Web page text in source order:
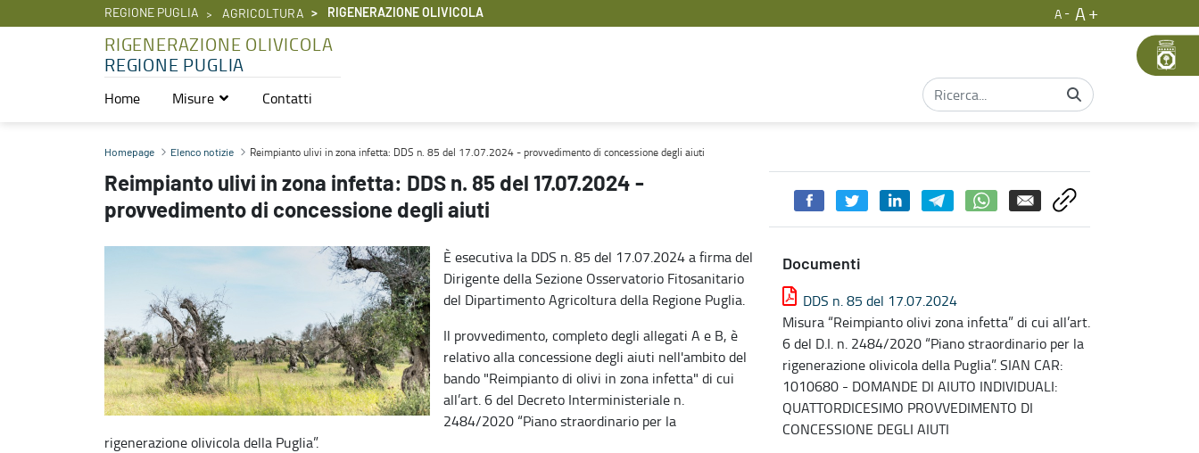
REGIONE PUGLIA AGRICOLTURA RIGENERAZIONE OLIVICOLA A
A
RIGENERAZIONE OLIVICOLA
REGIONE PUGLIA
Home Misure Contatti
Reimpianto ulivi in zona infetta: DDS n. 85 del 17.07.2024 - provvedimento di concessione degli aiuti - Rigenerazione olivicola
Homepage Elenco notizie Reimpianto ulivi in zona infetta: DDS n. 85 del 17.07.2024 - provvedimento di concessione degli aiuti
Reimpianto ulivi in zona infetta: DDS n. 85 del 17.07.2024 -
provvedimento di concessione degli aiuti
È esecutiva la DDS n. 85 del 17.07.2024 a firma del
Dirigente della Sezione Osservatorio Fitosanitario
del Dipartimento Agricoltura della Regione Puglia.
Il provvedimento, completo degli allegati A e B, è
relativo alla concessione degli aiuti nell'ambito del
bando "Reimpianto di olivi in zona infetta" di cui
all’art. 6 del Decreto Interministeriale n.
2484/2020 “Piano straordinario per la
rigenerazione olivicola della Puglia”.
Documenti
DDS n. 85 del 17.07.2024
Misura “Reimpianto olivi zona infetta” di cui all’art.
6 del D.I. n. 2484/2020 “Piano straordinario per la
rigenerazione olivicola della Puglia”. SIAN CAR:
1010680 - DOMANDE DI AIUTO INDIVIDUALI:
QUATTORDICESIMO PROVVEDIMENTO DI
CONCESSIONE DEGLI AIUTI